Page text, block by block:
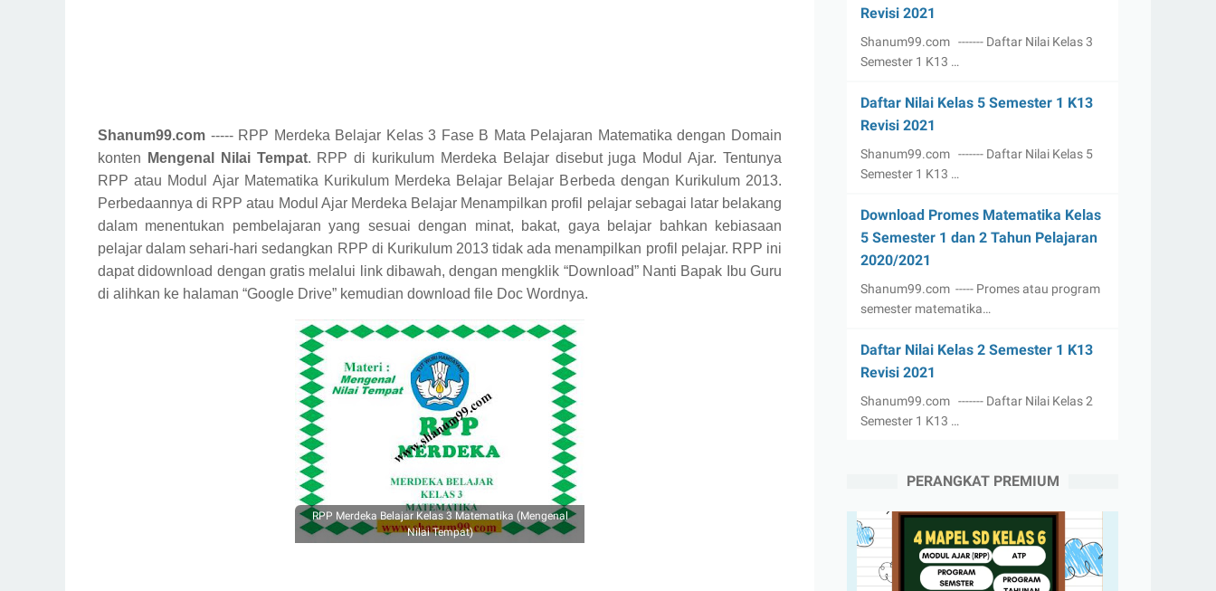
Shanum99.com ----- RPP Merdeka Belajar Kelas 3 Fase B Mata Pelajaran Matematika dengan Domain
konten
Mengenal Nilai Tempat. RPP di kurikulum Merdeka Belajar disebut juga Modul Ajar. Tentunya
RPP atau Modul Ajar Matematika Kurikulum Merdeka Belajar Belajar Berbeda dengan Kurikulum 2013.
Perbedaannya di RPP atau Modul Ajar Merdeka Belajar Menampilkan profil pelajar sebagai latar belakang
dalam menentukan pembelajaran yang sesuai dengan minat, bakat, gaya belajar bahkan kebiasaan
pelajar dalam sehari-hari sedangkan RPP di Kurikulum 2013 tidak ada menampilkan profil pelajar. RPP ini
dapat didownload dengan gratis melalui link dibawah, dengan mengklik “Download” Nanti Bapak Ibu Guru
di alihkan ke halaman “Google Drive” kemudian download file Doc Wordnya.
RPP Merdeka Belajar Kelas 3 Matematika (Mengenal
Nilai Tempat)
Revisi 2021
Shanum99.com ------- Daftar Nilai Kelas 3
Semester 1 K13 …
Daftar Nilai Kelas 5 Semester 1 K13
Revisi 2021
Shanum99.com ------- Daftar Nilai Kelas 5
Semester 1 K13 …
Download Promes Matematika Kelas
5 Semester 1 dan 2 Tahun Pelajaran
2020/2021
Shanum99.com ----- Promes atau program
semester matematika…
Daftar Nilai Kelas 2 Semester 1 K13
Revisi 2021
Shanum99.com ------- Daftar Nilai Kelas 2
Semester 1 K13 …
PERANGKAT PREMIUM